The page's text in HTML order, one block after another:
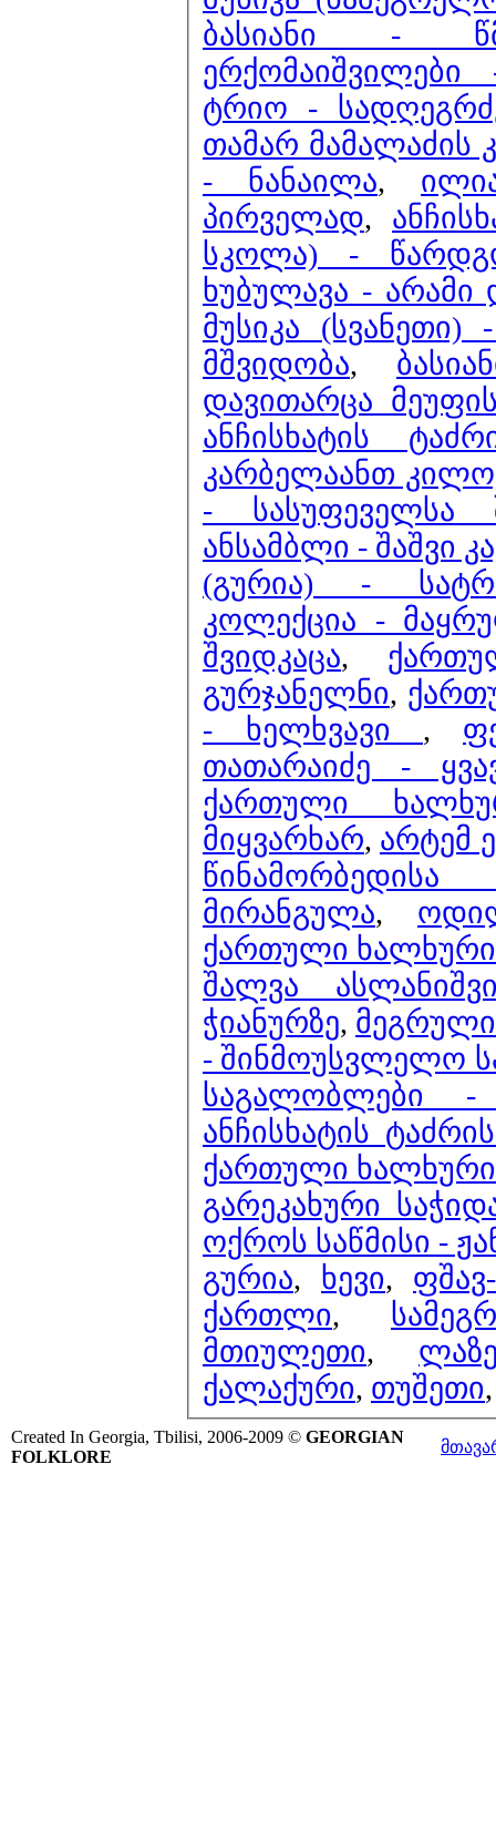
ბასიანი -
ტრიო -
თამარ
- ნანაილა,
პირველად,
სკოლა) -
ხუბულავა - არამი
მუსიკა
მშვიდობა,
დავითარცა
ანჩისხატის
კარბელაანთ
- სასუფეველსა
ანსამბლი - შაშვი
(გურია) -
კოლექცია -
შვიდკაცა,
გურჯანელნი,
- ხელხვავი ,
თათარაიძე -
ქართული
მიყვარხარ, არტემ
წინამორბედისა
მირანგულა,
ქართული ხალხური
შალვა
ჭიანურზე, მეგრული
- შინმოუსვლელო
საგალობლები -
ანჩისხატის
ქართული ხალხური
გარეკახური
ოქროს საწმისი -
გურია, ხევი,
ქართლი,
მთიულეთი,
ქალაქური, თუშეთი
Created In Georgia, Tbilisi, 2006-2009 © GEORGIAN
FOLKLORE